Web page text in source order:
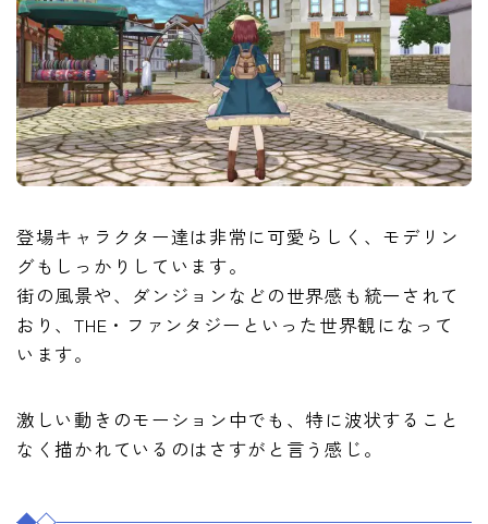
登場キャラクター達は非常に可愛らしく、モデリン
グもしっかりしています。
街の風景や、ダンジョンなどの世界感も統一されて
おり、THE・ファンタジーといった世界観になって
います。
激しい動きのモーション中でも、特に波状すること
なく描かれているのはさすがと言う感じ。